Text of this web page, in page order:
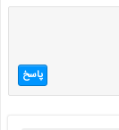
پاسخ